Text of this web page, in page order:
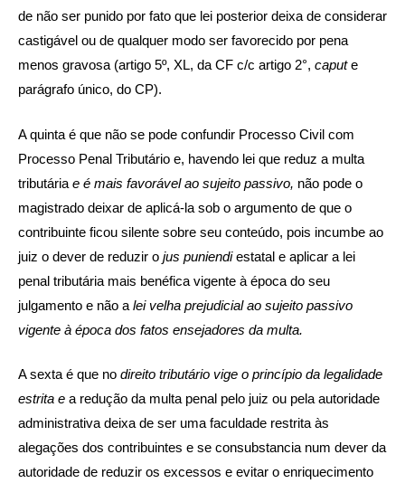
de não ser punido por fato que lei posterior deixa de considerar
castigável ou de qualquer modo ser favorecido por pena
menos gravosa (artigo 5º, XL, da CF c/c artigo 2°, capute
parágrafo único, do CP).
A quinta é que não se pode confundir Processo Civil com
Processo Penal Tributário e, havendo lei que reduz a multa
tributária e é mais favorável ao sujeito passivo, não pode o
magistrado deixar de aplicá-la sob o argumento de que o
contribuinte ficou silente sobre seu conteúdo, pois incumbe ao
juiz o dever de reduzir o jus puniendiestatal e aplicar a lei
penal tributária mais benéfica vigente à época do seu
julgamento e não a lei velha prejudicial ao sujeito passivo
vigente à época dos fatos ensejadores da multa.
A sexta é que no direito tributário vige o princípio da legalidade
estrita e a redução da multa penal pelo juiz ou pela autoridade
administrativa deixa de ser uma faculdade restrita às
alegações dos contribuintes e se consubstancia num dever da
autoridade de reduzir os excessos e evitar o enriquecimento